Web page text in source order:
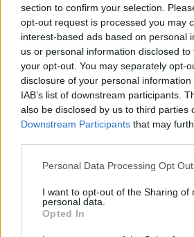
section to confirm your selection.
opt-out request is processed you may
interest-based ads based on personal
us or personal information disclosed
your opt-out. You may separately opt-
disclosure of your personal
IAB’s list of downstream participants.
also be disclosed by us to third parties
Downstream Participants that may
Personal Data Processing Opt
I want to opt-out of the Sharing of
personal data.
Opted In
Technologijos
„Samsung“ telefonuose
rasta galimybė atgauti iki
neištrinant programėlių